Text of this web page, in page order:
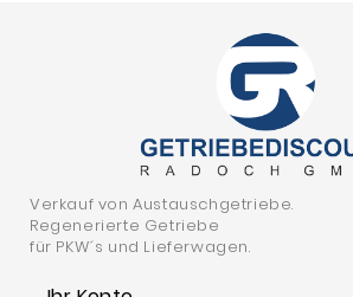
Verkauf von Austauschgetriebe.
Regenerierte Getriebe
für PKW´s und Lieferwagen.